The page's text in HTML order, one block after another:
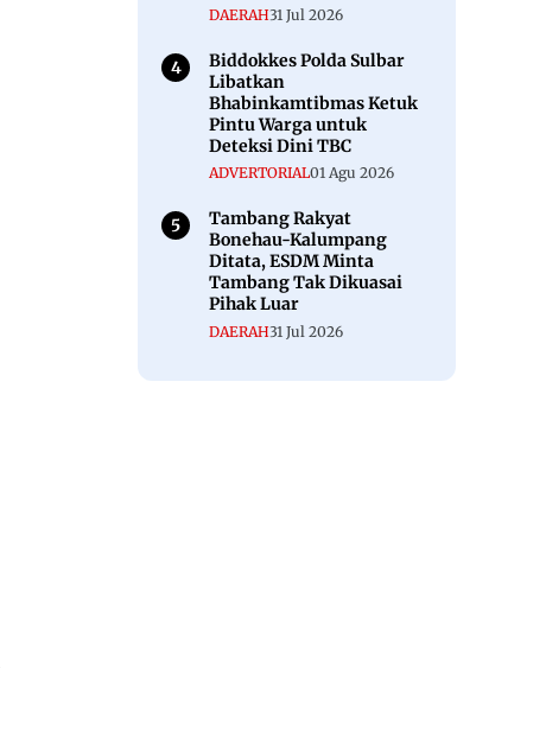
DAERAH31 Jul 2026
Biddokkes Polda Sulbar
Libatkan
Bhabinkamtibmas Ketuk
Pintu Warga untuk
Deteksi Dini TBC
ADVERTORIAL01 Agu 2026
Tambang Rakyat
Bonehau-Kalumpang
Ditata, ESDM Minta
Tambang Tak Dikuasai
Pihak Luar
DAERAH31 Jul 2026